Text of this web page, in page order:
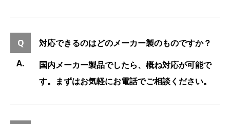
対応できるのはどのメーカー製のものですか？
国内メーカー製品でしたら、概ね対応が可能で
す。まずはお気軽にお電話でご相談ください。